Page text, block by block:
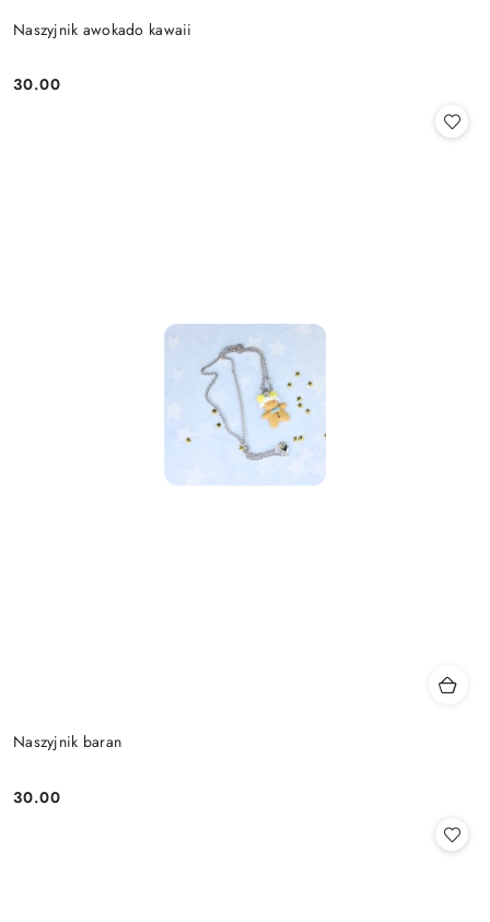
Naszyjnik awokado kawaii
Cena:
30.00
Naszyjnik baran
Cena:
30.00